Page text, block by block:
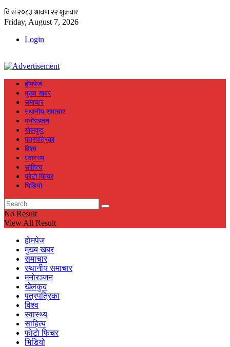
Friday, August 7, 2026
Login
हाेमपेज
मुख्य खबर
समाचार
स्थानीय समाचार
मनाेरञ्जन
खेलकुद
पत्रपत्रिका
विश्व
स्वास्थ्य
साहित्य
फाेटाे फिचर
भिडियाे
No Result
View All Result
हाेमपेज
मुख्य खबर
समाचार
स्थानीय समाचार
मनाेरञ्जन
खेलकुद
पत्रपत्रिका
विश्व
स्वास्थ्य
साहित्य
फाेटाे फिचर
भिडियाे